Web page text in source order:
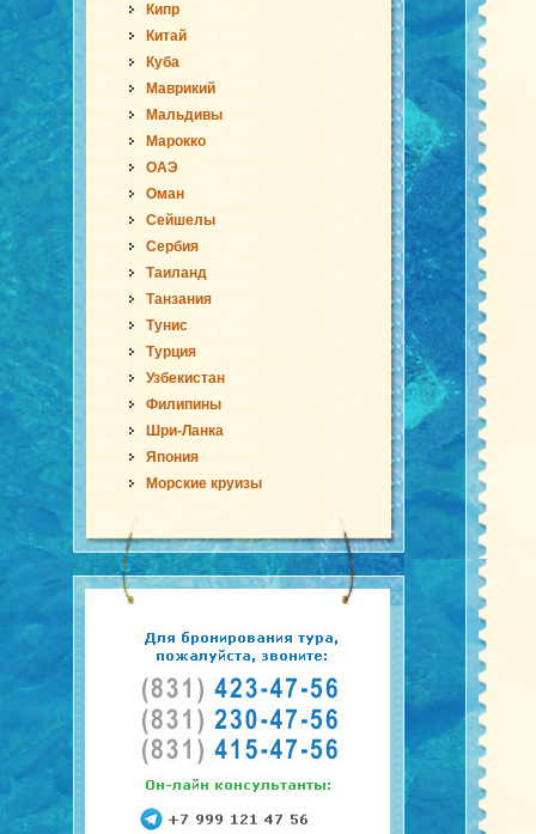
Кипр
Китай
Куба
Маврикий
Мальдивы
Марокко
ОАЭ
Оман
Сейшелы
Сербия
Таиланд
Танзания
Тунис
Турция
Узбекистан
Филипины
Шри-Ланка
Япония
Морские круизы